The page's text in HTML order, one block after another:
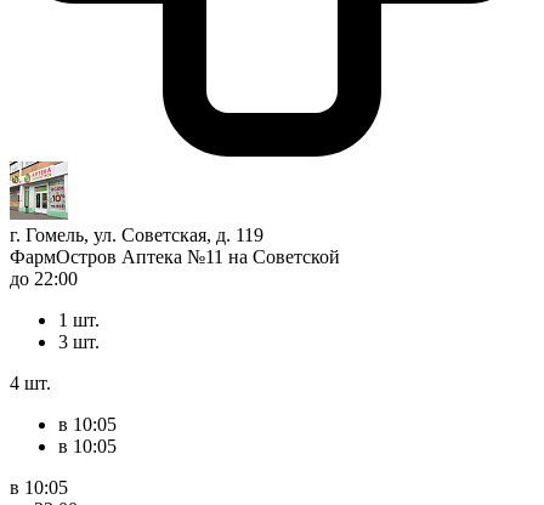
г. Гомель, ул. Советская, д. 119
ФармОстров Аптека №11 на Советской
до 22:00
1 шт.
3 шт.
4 шт.
в 10:05
в 10:05
в 10:05